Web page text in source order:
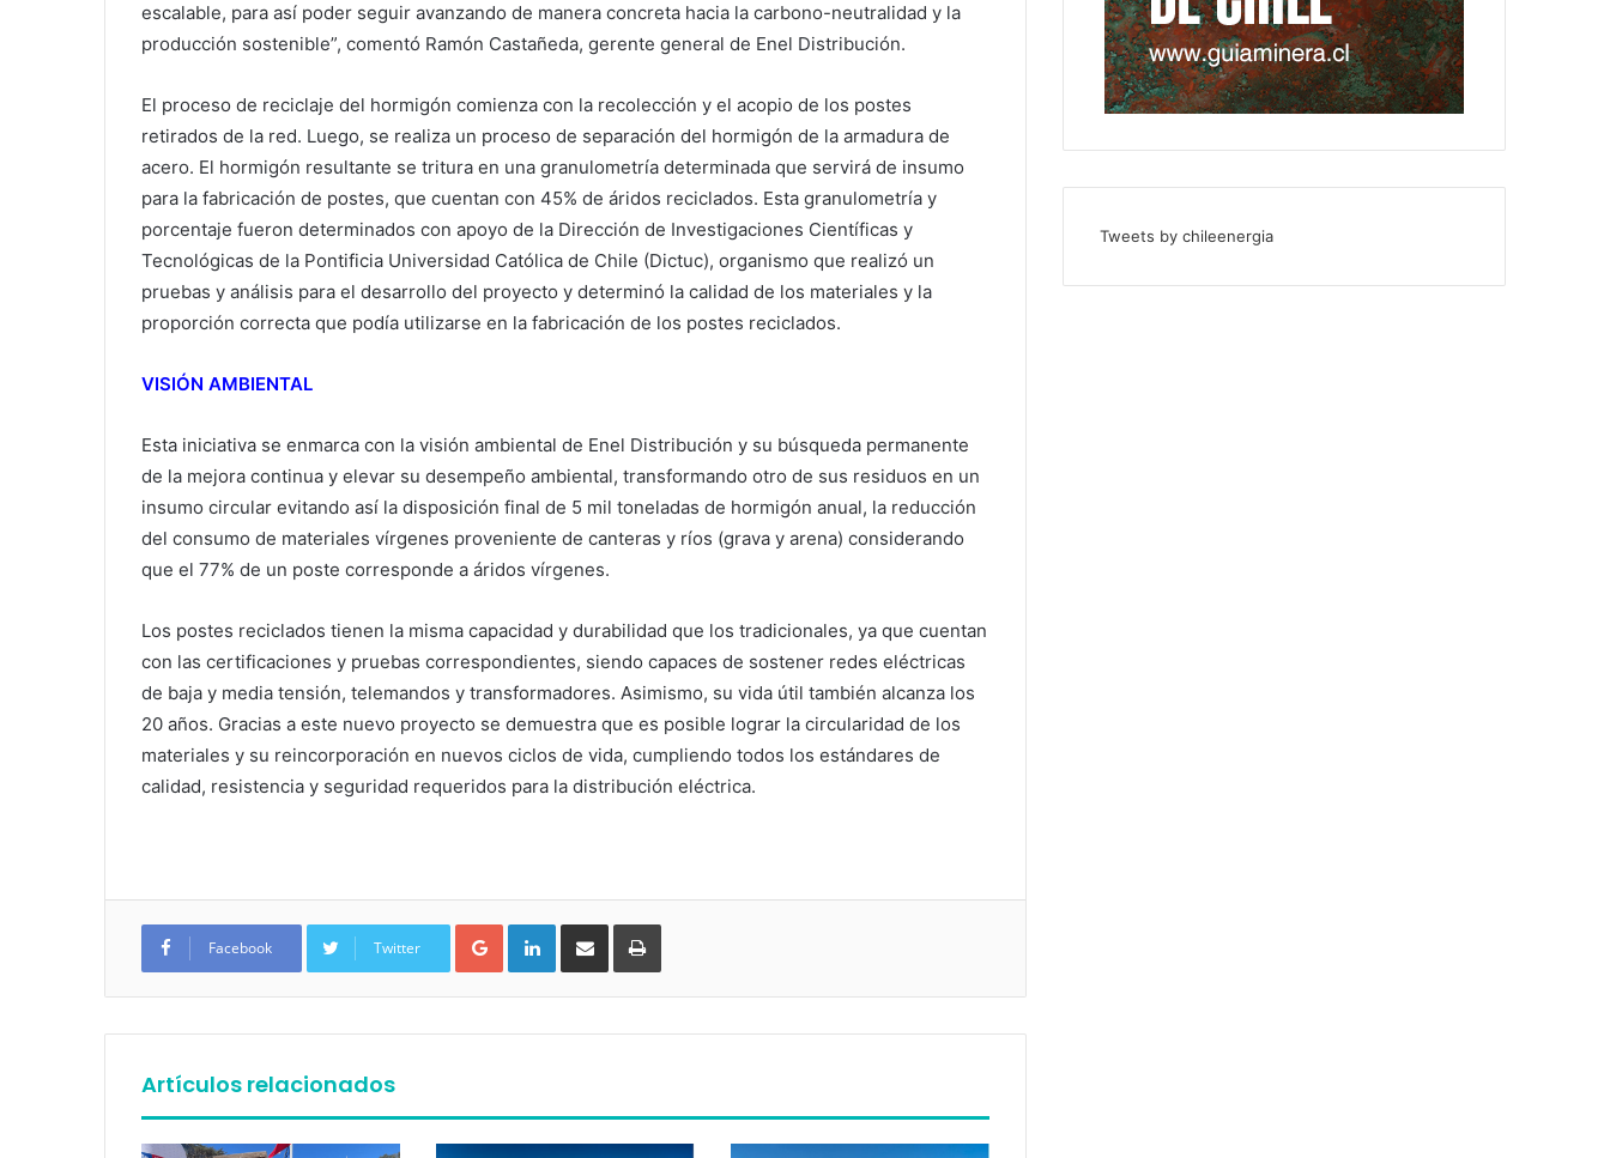
escalable, para así poder seguir avanzando de manera concreta hacia la carbono-neutralidad y la
producción sostenible”, comentó Ramón Castañeda, gerente general de Enel Distribución.
El proceso de reciclaje del hormigón comienza con la recolección y el acopio de los postes
retirados de la red. Luego, se realiza un proceso de separación del hormigón de la armadura de
acero. El hormigón resultante se tritura en una granulometría determinada que servirá de insumo
para la fabricación de postes, que cuentan con 45% de áridos reciclados. Esta granulometría y
porcentaje fueron determinados con apoyo de la Dirección de Investigaciones Científicas y
Tecnológicas de la Pontificia Universidad Católica de Chile (Dictuc), organismo que realizó un
pruebas y análisis para el desarrollo del proyecto y determinó la calidad de los materiales y la
proporción correcta que podía utilizarse en la fabricación de los postes reciclados.
VISIÓN AMBIENTAL
Esta iniciativa se enmarca con la visión ambiental de Enel Distribución y su búsqueda permanente
de la mejora continua y elevar su desempeño ambiental, transformando otro de sus residuos en un
insumo circular evitando así la disposición final de 5 mil toneladas de hormigón anual, la reducción
del consumo de materiales vírgenes proveniente de canteras y ríos (grava y arena) considerando
que el 77% de un poste corresponde a áridos vírgenes.
Los postes reciclados tienen la misma capacidad y durabilidad que los tradicionales, ya que cuentan
con las certificaciones y pruebas correspondientes, siendo capaces de sostener redes eléctricas
de baja y media tensión, telemandos y transformadores. Asimismo, su vida útil también alcanza los
20 años. Gracias a este nuevo proyecto se demuestra que es posible lograr la circularidad de los
materiales y su reincorporación en nuevos ciclos de vida, cumpliendo todos los estándares de
calidad, resistencia y seguridad requeridos para la distribución eléctrica.
Facebook Twitter
Google+ LinkedIn
Artículos relacionados
Tweets by chileenergia